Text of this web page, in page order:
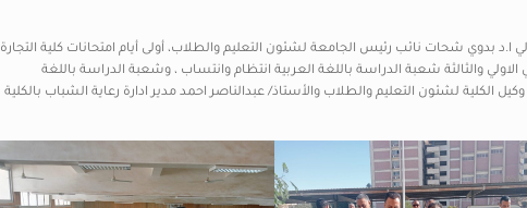
ا.د بدوي شحات نائب رئيس الجامعة لشئون التعليم والطلاب، أولى أيام امتحانات كلية التجارة
وذلك لطلاب الفرقتي الاولي والثالثة شعبة الدراسة باللغة العربية انتظام وانتساب ، وشعبة الدراسة باللغة
الكلية لشئون التعليم والطلاب والأستاذ/ عبدالناصر احمد مدير ادارة رعاية الشباب بالكلية